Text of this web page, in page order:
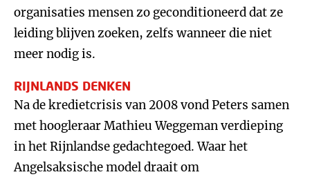
organisaties mensen zo geconditioneerd dat ze
leiding blijven zoeken, zelfs wanneer die niet
meer nodig is.
RIJNLANDS DENKEN
Na de kredietcrisis van 2008 vond Peters samen
met hoogleraar Mathieu Weggeman verdieping
in het Rijnlandse gedachtegoed. Waar het
Angelsaksische model draait om